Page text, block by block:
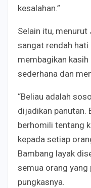
kesalahan.”
Selain itu, menurut
sangat rendah hati
membagikan
sederhana dan
“Beliau adalah
dijadikan panutan.
berhomili tentang
kepada setiap
Bambang layak
semua orang yang
pungkasnya.